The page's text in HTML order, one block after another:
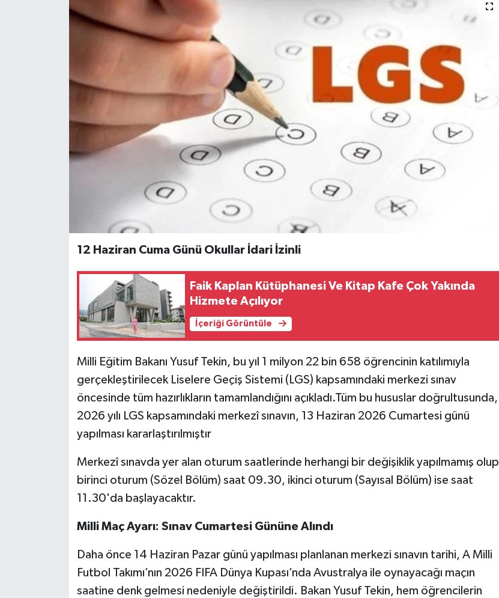
12 Haziran Cuma Günü Okullar İdari İzinli
Faik Kaplan Kütüphanesi Ve Kitap Kafe Çok Yakında
Hizmete Açılıyor
İçeriği Görüntüle
Milli Eğitim Bakanı Yusuf Tekin, bu yıl 1 milyon 22 bin 658 öğrencinin katılımıyla
gerçekleştirilecek Liselere Geçiş Sistemi (LGS) kapsamındaki merkezi sınav
öncesinde tüm hazırlıkların tamamlandığını açıkladı.Tüm bu hususlar doğrultusunda,
2026 yılı LGS kapsamındaki merkezî sınavın, 13 Haziran 2026 Cumartesi günü
yapılması kararlaştırılmıştır
Merkezî sınavda yer alan oturum saatlerinde herhangi bir değişiklik yapılmamış olup
birinci oturum (Sözel Bölüm) saat 09.30, ikinci oturum (Sayısal Bölüm) ise saat
11.30'da başlayacaktır.
Milli Maç Ayarı: Sınav Cumartesi Gününe Alındı
Daha önce 14 Haziran Pazar günü yapılması planlanan merkezi sınavın tarihi, A Milli
Futbol Takımı’nın 2026 FIFA Dünya Kupası’nda Avustralya ile oynayacağı maçın
saatine denk gelmesi nedeniyle değiştirildi. Bakan Yusuf Tekin, hem öğrencilerin